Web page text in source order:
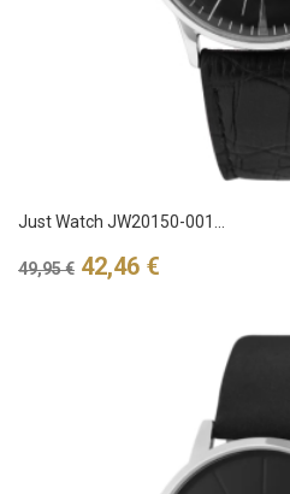
Just Watch JW20150-001...
Verkaufspreis
49,95 € Preis
42,46 €